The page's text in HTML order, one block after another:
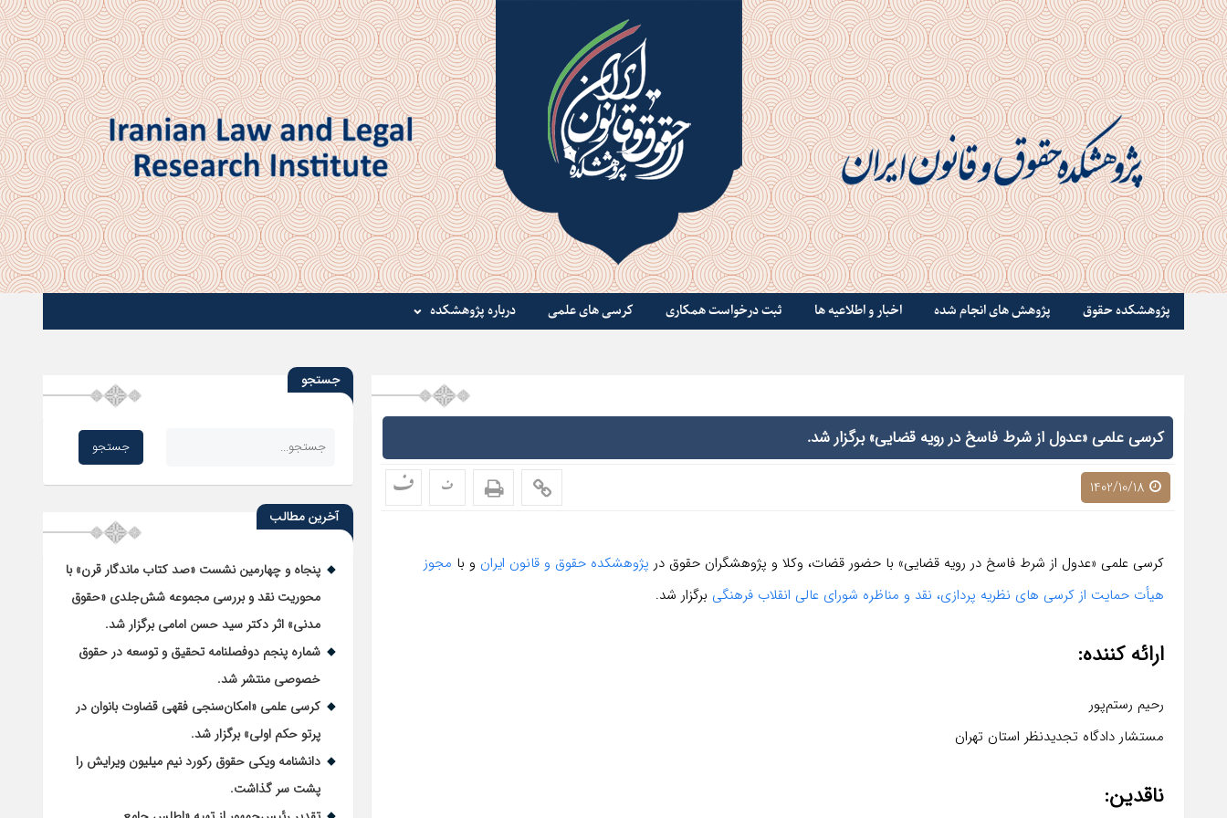
پژوهشکده حقوق پژوهش های انجام شده اخبار و اطلاعیه ها ثبت درخواست همکاری کرسی های علمی درباره پژوهشکده
کرسی علمی «عدول از شرط فاسخ در رویه قضایی» برگزار شد.
ف ف
کرسی علمی «عدول از شرط فاسخ در رویه قضایی» با حضور قضات، وکلا و پژوهشگران حقوق در پژوهشکده حقوق و قانون ایران و با مجوز
هیأت حمایت از کرسی های نظریه پردازی، نقد و مناظره شورای عالی انقلاب فرهنگی برگزار شد.
ارائه کننده:
رحیم رستم‌پور
مستشار دادگاه تجدیدنظر استان تهران
ناقدین:
جستجو
آخرین مطالب
پنجاه و چهارمین نشست «صد کتاب ماندگار قرن» با
محوریت نقد و بررسی مجموعه شش‌جلدی «حقوق
مدنی» اثر دکتر سید حسن امامی برگزار شد.
شماره پنجم دوفصلنامه تحقیق و توسعه در حقوق
خصوصی منتشر شد.
کرسی علمی «امکان‌سنجی فقهی قضاوت بانوان در
پرتو حکم اولی» برگزار شد.
دانشنامه ویکی حقوق رکورد نیم میلیون ویرایش را
پشت سر گذاشت.